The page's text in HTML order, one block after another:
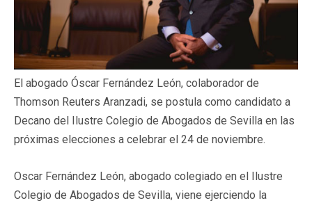
El abogado Óscar Fernández León, colaborador de
Thomson Reuters Aranzadi, se postula como candidato a
Decano del Ilustre Colegio de Abogados de Sevilla en las
próximas elecciones a celebrar el 24 de noviembre.
Oscar Fernández León, abogado colegiado en el Ilustre
Colegio de Abogados de Sevilla, viene ejerciendo la